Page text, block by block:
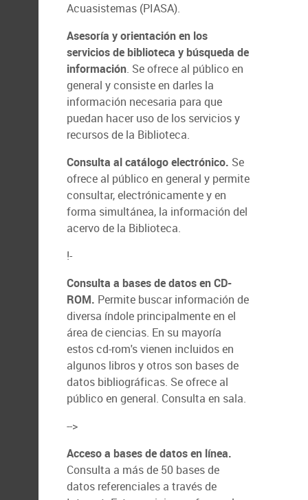
Acuasistemas (PIASA).
Asesoría y orientación en los
servicios de biblioteca y búsqueda de
información. Se ofrece al público en
general y consiste en darles la
información necesaria para que
puedan hacer uso de los servicios y
recursos de la Biblioteca.
Consulta al catálogo electrónico. Se
ofrece al público en general y permite
consultar, electrónicamente y en
forma simultánea, la información del
acervo de la Biblioteca.
!-
Consulta a bases de datos en CD-
ROM. Permite buscar información de
diversa índole principalmente en el
área de ciencias. En su mayoría
estos cd-rom's vienen incluidos en
algunos libros y otros son bases de
datos bibliográficas. Se ofrece al
público en general. Consulta en sala.
-->
Acceso a bases de datos en línea.
Consulta a más de 50 bases de
datos referenciales a través de